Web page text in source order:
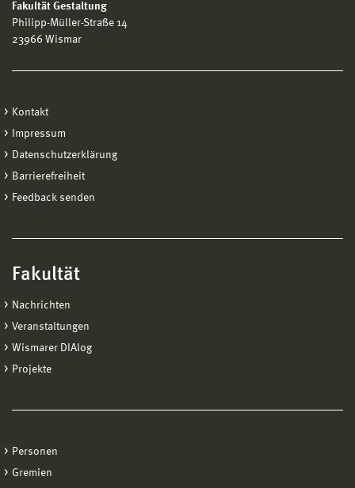
Fakultät Gestaltung
Philipp-Müller-Straße 14
23966 Wismar
Kontakt
Impressum
Datenschutzerklärung
Barrierefreiheit
Feedback senden
Fakultät
Nachrichten
Veranstaltungen
Wismarer DIAlog
Projekte
Personen
Gremien